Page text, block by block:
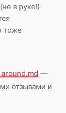
в руке!)
тоже
around.md —
отзывами и